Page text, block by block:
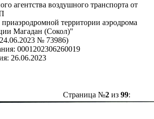
агентства воздушного транспорта от
территории аэродрома
Магадан (Сокол)"
№ 73986)
0001202306260019
26.06.2023
Страница №2из 99: